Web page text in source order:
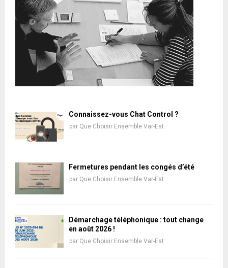
Connaissez-vous Chat Control ?
par Que Choisir Ensemble Var-Est
Fermetures pendant les congés d’été
par Que Choisir Ensemble Var-Est
Démarchage téléphonique : tout change
en août 2026 !
par Que Choisir Ensemble Var-Est